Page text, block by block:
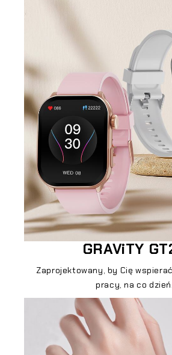
GRAViTY
Zaprojektowany, by Cię
pracy, na co dzień.